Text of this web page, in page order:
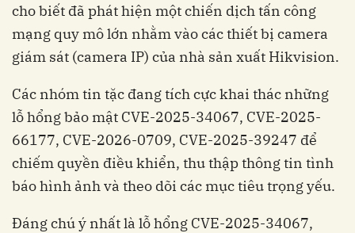
cho biết đã phát hiện một chiến dịch tấn công
mạng quy mô lớn nhằm vào các thiết bị camera
giám sát (camera IP) của nhà sản xuất Hikvision.
Các nhóm tin tặc đang tích cực khai thác những
lỗ hổng bảo mật CVE-2025-34067, CVE-2025-
66177, CVE-2026-0709, CVE-2025-39247 để
chiếm quyền điều khiển, thu thập thông tin tình
báo hình ảnh và theo dõi các mục tiêu trọng yếu.
Đáng chú ý nhất là lỗ hổng CVE-2025-34067,